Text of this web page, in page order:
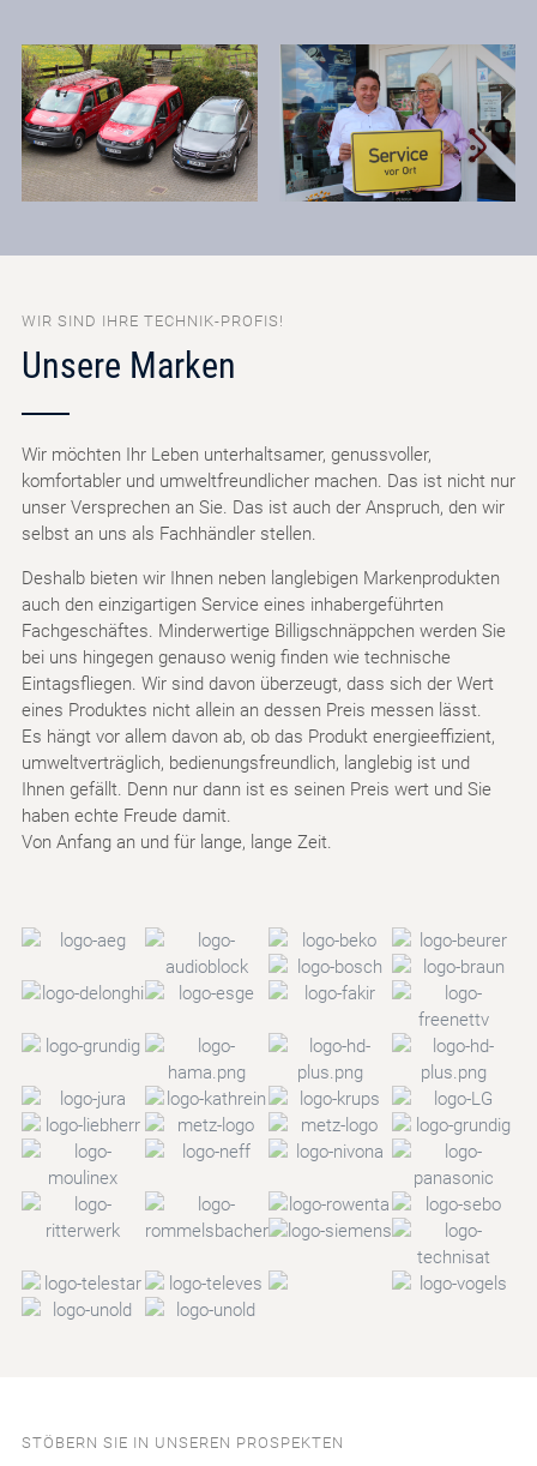
WIR SIND IHRE TECHNIK-PROFIS!
Unsere Marken
Wir möchten Ihr Leben unterhaltsamer, genussvoller,
komfortabler und umweltfreundlicher machen. Das ist nicht nur
unser Versprechen an Sie. Das ist auch der Anspruch, den wir
selbst an uns als Fachhändler stellen.
Deshalb bieten wir Ihnen neben langlebigen Markenprodukten
auch den einzigartigen Service eines inhabergeführten
Fachgeschäftes. Minderwertige Billigschnäppchen werden Sie
bei uns hingegen genauso wenig finden wie technische
Eintagsfliegen. Wir sind davon überzeugt, dass sich der Wert
eines Produktes nicht allein an dessen Preis messen lässt.
Es hängt vor allem davon ab, ob das Produkt energieeffizient,
umweltverträglich, bedienungsfreundlich, langlebig ist und
Ihnen gefällt. Denn nur dann ist es seinen Preis wert und Sie
haben echte Freude damit.
Von Anfang an und für lange, lange Zeit.
STÖBERN SIE IN UNSEREN PROSPEKTEN